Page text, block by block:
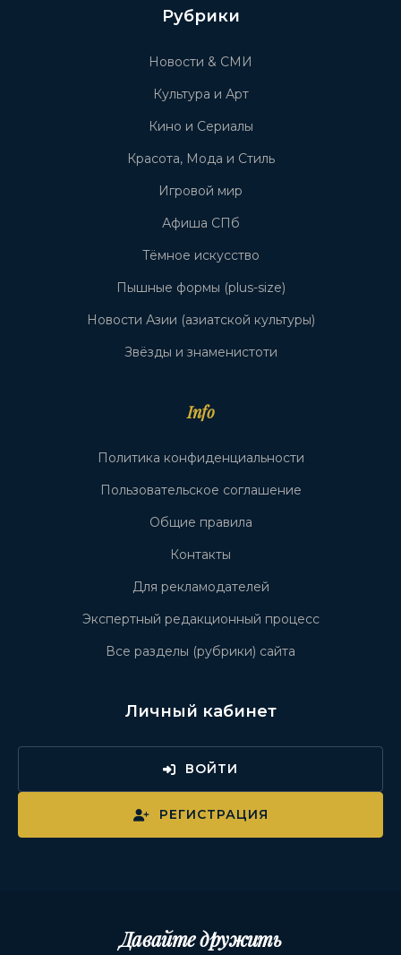
Рубрики
Новости & СМИ
Культура и Арт
Кино и Сериалы
Красота, Мода и Стиль
Игровой мир
Афиша СПб
Тёмное искусство
Пышные формы (plus-size)
Новости Азии (азиатской культуры)
Звёзды и знаменистоти
Info
Политика конфиденциальности
Пользовательское соглашение
Общие правила
Контакты
Для рекламодателей
Экспертный редакционный процесс
Все разделы (рубрики) сайта
Личный кабинет
ВОЙТИ
РЕГИСТРАЦИЯ
Давайте дружить